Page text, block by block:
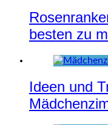
besten zu
Ideen und